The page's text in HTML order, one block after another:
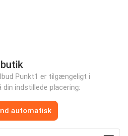
Punkt1 er tilgængeligt i
indstillede placering:
automatisk